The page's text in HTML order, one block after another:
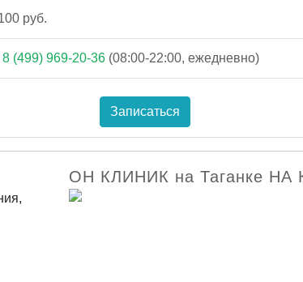
руб.
8 (499) 969-20-36 (08:00-22:00, ежедневно)
Записаться
ОН КЛИНИК на Таганке НА